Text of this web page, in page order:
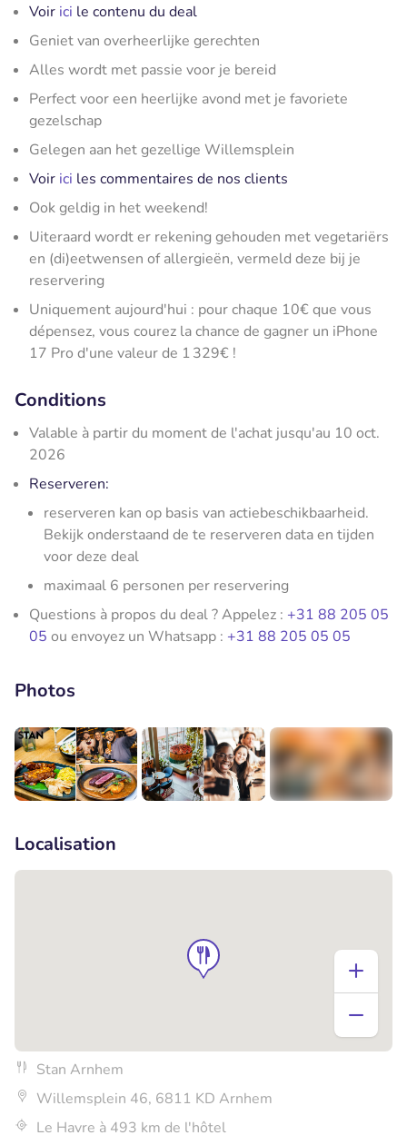
Voir ici le contenu du deal
Geniet van overheerlijke gerechten
Alles wordt met passie voor je bereid
Perfect voor een heerlijke avond met je favoriete
gezelschap
Gelegen aan het gezellige Willemsplein
Voir ici les commentaires de nos clients
Ook geldig in het weekend!
Uiteraard wordt er rekening gehouden met vegetariërs
en (di)eetwensen of allergieën, vermeld deze bij je
reservering
Uniquement aujourd'hui : pour chaque 10€ que vous
dépensez, vous courez la chance de gagner un iPhone
17 Pro d'une valeur de 1 329€ !
Conditions
Valable à partir du moment de l'achat jusqu'au 10 oct.
2026
Reserveren:
reserveren kan op basis van actiebeschikbaarheid.
Bekijk onderstaand de te reserveren data en tijden
voor deze deal
maximaal 6 personen per reservering
Questions à propos du deal ? Appelez : +31 88 205 05
05 ou envoyez un Whatsapp : +31 88 205 05 05
Photos
Localisation
Stan Arnhem
Willemsplein 46, 6811 KD Arnhem
Le Havre à 493 km de l'hôtel